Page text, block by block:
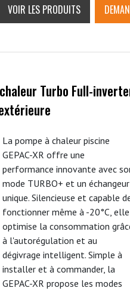
VOIR LES PRODUITS
Turbo Full-
La pompe à chaleur piscine
GEPAC-XR offre une
performance innovante avec
mode TURBO+ et un échangeur
unique. Silencieuse et capable
fonctionner même à -20°C, elle
optimise la consommation
à l'autorégulation et au
dégivrage intelligent. Simple à
installer et à commander, la
GEPAC-XR propose les modes